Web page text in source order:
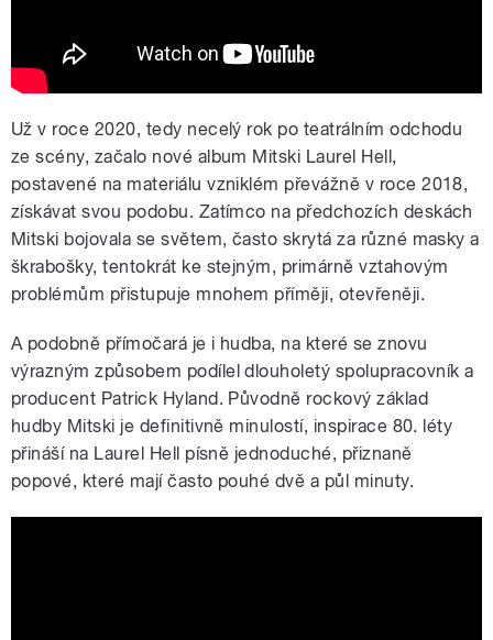
Už v roce 2020, tedy necelý rok po teatrálním odchodu
ze scény, začalo nové album Mitski Laurel Hell,
postavené na materiálu vzniklém převážně v roce 2018,
získávat svou podobu. Zatímco na předchozích deskách
Mitski bojovala se světem, často skrytá za různé masky a
škrabošky, tentokrát ke stejným, primárně vztahovým
problémům přistupuje mnohem příměji, otevřeněji.
A podobně přímočará je i hudba, na které se znovu
výrazným způsobem podílel dlouholetý spolupracovník a
producent Patrick Hyland. Původně rockový základ
hudby Mitski je definitivně minulostí, inspirace 80. léty
přináší na Laurel Hell písně jednoduché, přiznaně
popové, které mají často pouhé dvě a půl minuty.